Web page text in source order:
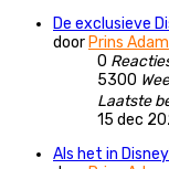
De exclusieve
door Prins Adam
0
5300
Laatste
15 dec
Als het in